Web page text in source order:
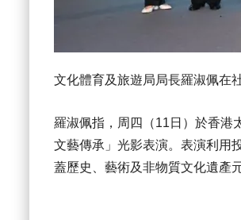
文化體育及旅遊局局長羅淑佩在
羅淑佩指，周四（11日）於香港
文藝傳承」光影表演。表演利用
蓋歷史、藝術及非物質文化遺產